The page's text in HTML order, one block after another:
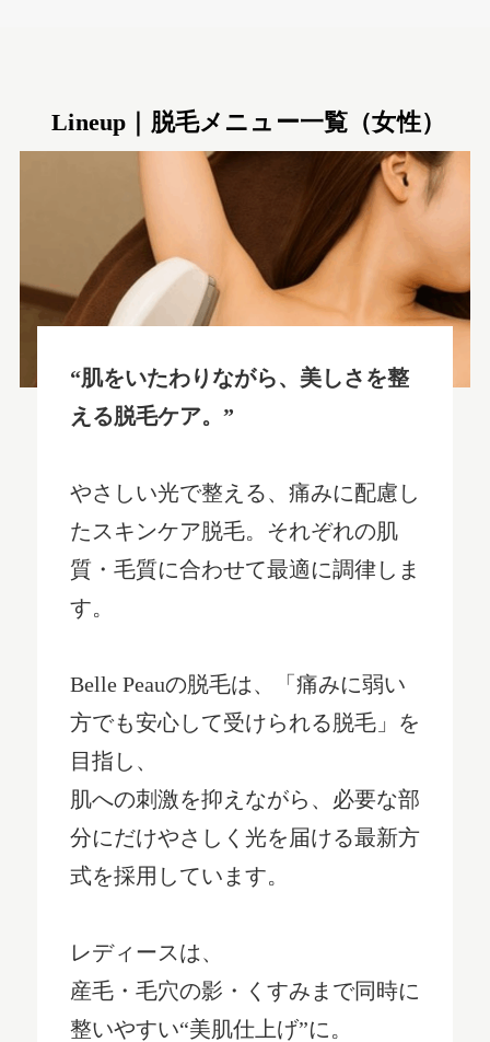
Lineup｜ 脱毛メニュー一覧（女性）
“肌をいたわりながら、美しさを整
える脱毛ケア。”
やさしい光で整える、痛みに配慮し
たスキンケア脱毛。それぞれの肌
質・毛質に合わせて最適に調律しま
す。
Belle Peauの脱毛は、「痛みに弱い
方でも安心して受けられる脱毛」を
目指し、
肌への刺激を抑えながら、必要な部
分にだけやさしく光を届ける最新方
式を採用しています。
レディースは、
産毛・毛穴の影・くすみまで同時に
整いやすい“美肌仕上げ”に。